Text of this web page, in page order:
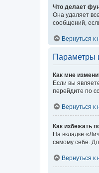
Что делает
Она удаляет
сообщений,
Вернуться к
Параметры
Как мне
Если вы
перейдите по
Вернуться к
Как избежать
На вкладке
самому себе.
Вернуться к